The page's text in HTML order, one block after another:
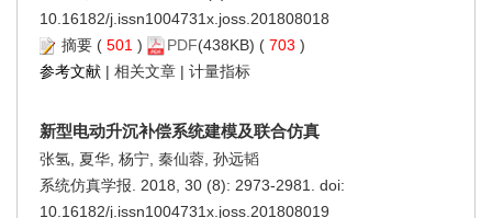
10.16182/j.issn1004731x.joss.201808018
摘要 ( 501 ) PDF(438KB) ( 703 )
参考文献 | 相关文章 | 计量指标
新型电动升沉补偿系统建模及联合仿真
张氢, 夏华, 杨宁, 秦仙蓉, 孙远韬
系统仿真学报. 2018, 30 (8): 2973-2981. doi:
10.16182/j.issn1004731x.joss.201808019